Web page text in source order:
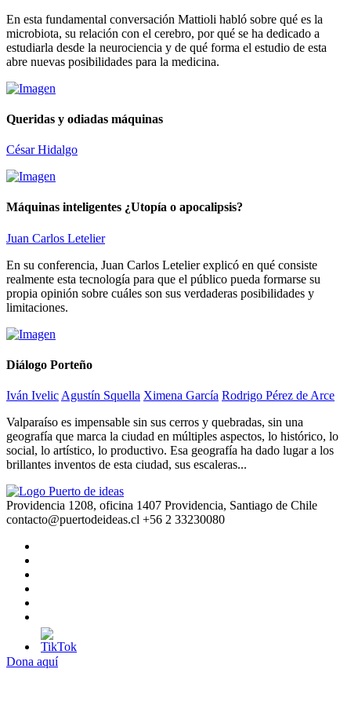
En esta fundamental conversación Mattioli habló sobre qué es la
microbiota, su relación con el cerebro, por qué se ha dedicado a
estudiarla desde la neurociencia y de qué forma el estudio de esta
abre nuevas posibilidades para la medicina.
Queridas y odiadas máquinas
César Hidalgo
Máquinas inteligentes ¿Utopía o apocalipsis?
Juan Carlos Letelier
En su conferencia, Juan Carlos Letelier explicó en qué consiste
realmente esta tecnología para que el público pueda formarse su
propia opinión sobre cuáles son sus verdaderas posibilidades y
limitaciones.
Diálogo Porteño
Iván Ivelic Agustín Squella Ximena García Rodrigo Pérez de Arce
Valparaíso es impensable sin sus cerros y quebradas, sin una
geografía que marca la ciudad en múltiples aspectos, lo histórico, lo
social, lo artístico, lo productivo. Esa geografía ha dado lugar a los
brillantes inventos de esta ciudad, sus escaleras...
Providencia 1208, oficina 1407 Providencia, Santiago de Chile
contacto@puertodeideas.cl +56 2 33230080
Dona aquí